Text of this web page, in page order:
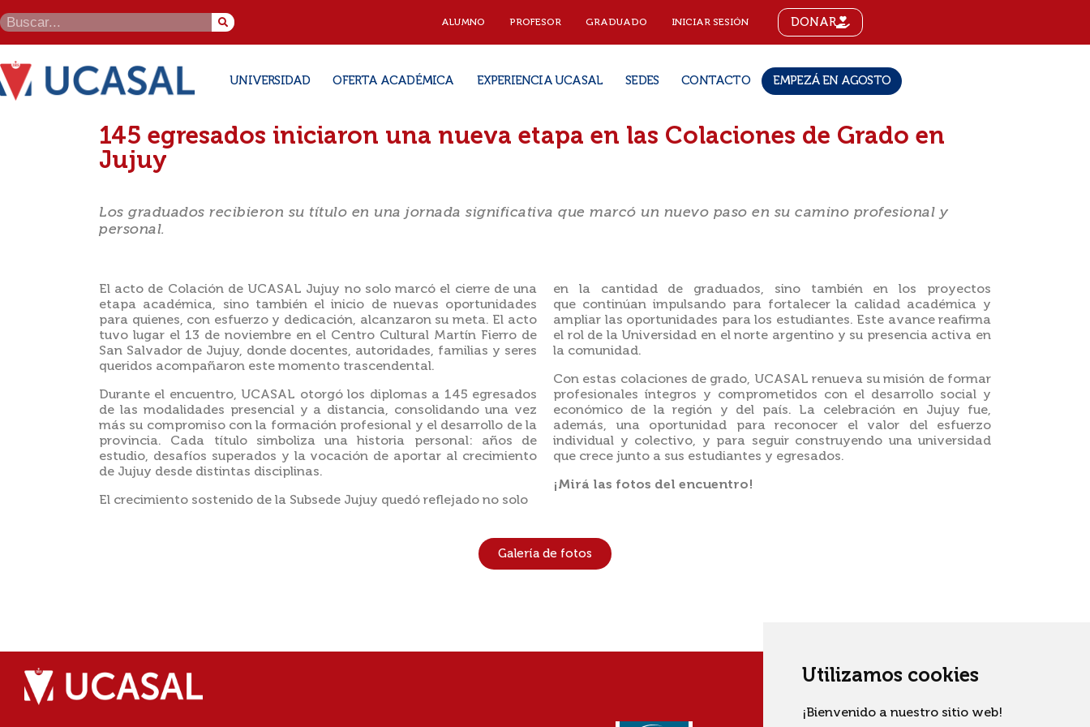
Utilizamos cookies
¡Bienvenido a nuestro sitio web!
ALUMNO PROFESOR GRADUADO INICIAR SESIÓN DONAR
UNIVERSIDAD OFERTA ACADÉMICA EXPERIENCIA UCASAL SEDES CONTACTO EMPEZÁ EN AGOSTO
145 egresados iniciaron una nueva etapa en las Colaciones de Grado en
Jujuy
Los graduados recibieron su título en una jornada significativa que marcó un nuevo paso en su camino profesional y
personal.
El acto de Colación de UCASAL Jujuy no solo marcó el cierre de una
etapa académica, sino también el inicio de nuevas oportunidades
para quienes, con esfuerzo y dedicación, alcanzaron su meta. El acto
tuvo lugar el 13 de noviembre en el Centro Cultural Martín Fierro de
San Salvador de Jujuy, donde docentes, autoridades, familias y seres
queridos acompañaron este momento trascendental.
Durante el encuentro, UCASAL otorgó los diplomas a 145 egresados
de las modalidades presencial y a distancia, consolidando una vez
más su compromiso con la formación profesional y el desarrollo de la
provincia. Cada título simboliza una historia personal: años de
estudio, desafíos superados y la vocación de aportar al crecimiento
de Jujuy desde distintas disciplinas.
El crecimiento sostenido de la Subsede Jujuy quedó reflejado no solo
en la cantidad de graduados, sino también en los proyectos
que continúan impulsando para fortalecer la calidad académica y
ampliar las oportunidades para los estudiantes. Este avance reafirma
el rol de la Universidad en el norte argentino y su presencia activa en
la comunidad.
Con estas colaciones de grado, UCASAL renueva su misión de formar
profesionales íntegros y comprometidos con el desarrollo social y
económico de la región y del país. La celebración en Jujuy fue,
además, una oportunidad para reconocer el valor del esfuerzo
individual y colectivo, y para seguir construyendo una universidad
que crece junto a sus estudiantes y egresados.
¡Mirá las fotos del encuentro!
Galería de fotos